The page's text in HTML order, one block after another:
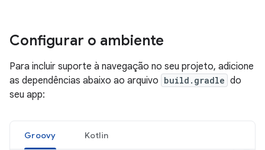
Configurar o ambiente
Para incluir suporte à navegação no seu projeto, adicione
as dependências abaixo ao arquivo build.gradle do
seu app:
Groovy Kotlin